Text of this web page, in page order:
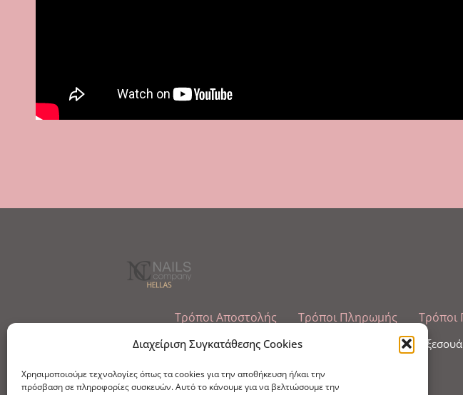
Διαχείριση Συγκατάθεσης Cookies
Χρησιμοποιούμε τεχνολογίες όπως τα cookies για την αποθήκευση ή/και την
πρόσβαση σε πληροφορίες συσκευών. Αυτό το κάνουμε για να βελτιώσουμε την
Τρόποι Αποστολής Τρόποι Πληρωμής Τρόποι
Εμπόριο Ειδών Ονυχοπλαστικής, Καλλωπισμού άκρων και
info@ncnails.gr